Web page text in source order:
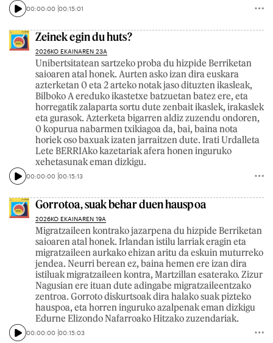
00:00:00 00:15:01
Zeinek egin du huts?
2026KO EKAINAREN 23A
Unibertsitatean sartzeko proba du hizpide Berriketan
saioaren atal honek. Aurten asko izan dira euskara
azterketan 0 eta 2 arteko notak jaso dituzten ikasleak,
Bilboko A ereduko ikastetxe batzuetan batez ere, eta
horregatik zalaparta sortu dute zenbait ikaslek, irakaslek
eta gurasok. Azterketa bigarren aldiz zuzendu ondoren,
0 kopurua nabarmen txikiagoa da, bai, baina nota
horiek oso baxuak izaten jarraitzen dute. Irati Urdalleta
Lete BERRIAko kazetariak afera honen inguruko
xehetasunak eman dizkigu.
00:00:00 00:15:13
Gorrotoa, suak behar duen hauspoa
2026KO EKAINAREN 19A
Migratzaileen kontrako jazarpena du hizpide Berriketan
saioaren atal honek. Irlandan istilu larriak eragin eta
migratzaileen aurkako ehizan aritu da eskuin muturreko
jendea. Neurri berean ez, baina hemen ere izan dira
istiluak migratzaileen kontra, Martzillan esaterako. Zizur
Nagusian ere ituan dute adingabe migratzaileentzako
zentroa. Gorroto diskurtsoak dira halako suak pizteko
hauspoa, eta horren inguruko azalpenak eman dizkigu
Edurne Elizondo Nafarroako Hitzako zuzendariak.
00:00:00 00:15:03